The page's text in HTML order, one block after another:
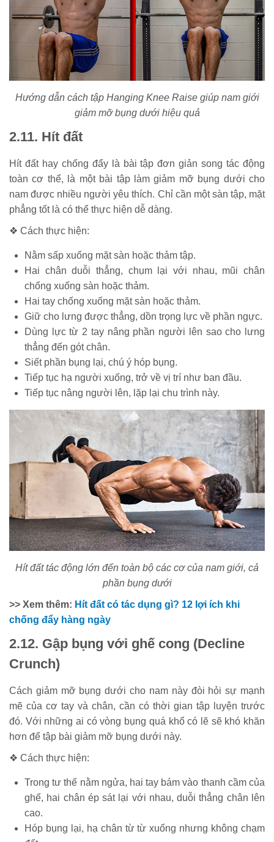
Hướng dẫn cách tập Hanging Knee Raise giúp nam giới
giảm mỡ bụng dưới hiệu quả
2.11. Hít đất
Hít đất hay chống đẩy là bài tập đơn giản song tác động
toàn cơ thể, là một bài tập làm giảm mỡ bụng dưới cho
nam được nhiều người yêu thích. Chỉ cần một sàn tập, mặt
phẳng tốt là có thể thực hiện dễ dàng.
❖ Cách thực hiện:
Nằm sấp xuống mặt sàn hoặc thảm tập.
Hai chân duỗi thẳng, chụm lại với nhau, mũi chân
chống xuống sàn hoặc thảm.
Hai tay chống xuống mặt sàn hoặc thảm.
Giữ cho lưng được thẳng, dồn trọng lực về phần ngực.
Dùng lực từ 2 tay nâng phần người lên sao cho lưng
thẳng đến gót chân.
Siết phần bụng lại, chú ý hóp bụng.
Tiếp tục hạ người xuống, trở về vị trí như ban đầu.
Tiếp tục nâng người lên, lặp lại chu trình này.
Hít đất tác động lớn đến toàn bộ các cơ của nam giới, cả
phần bụng dưới
>> Xem thêm: Hít đất có tác dụng gì? 12 lợi ích khi
chống đẩy hàng ngày
2.12. Gập bụng với ghế cong (Decline
Crunch)
Cách giảm mỡ bụng dưới cho nam này đòi hỏi sự mạnh
mẽ của cơ tay và chân, cần có thời gian tập luyện trước
đó. Với những ai có vòng bụng quá khổ có lẽ sẽ khó khăn
hơn để tập bài giảm mỡ bụng dưới này.
❖ Cách thực hiện:
Trong tư thế nằm ngửa, hai tay bám vào thanh cầm của
ghế, hai chân ép sát lại với nhau, duỗi thẳng chân lên
cao.
Hóp bụng lại, hạ chân từ từ xuống nhưng không chạm